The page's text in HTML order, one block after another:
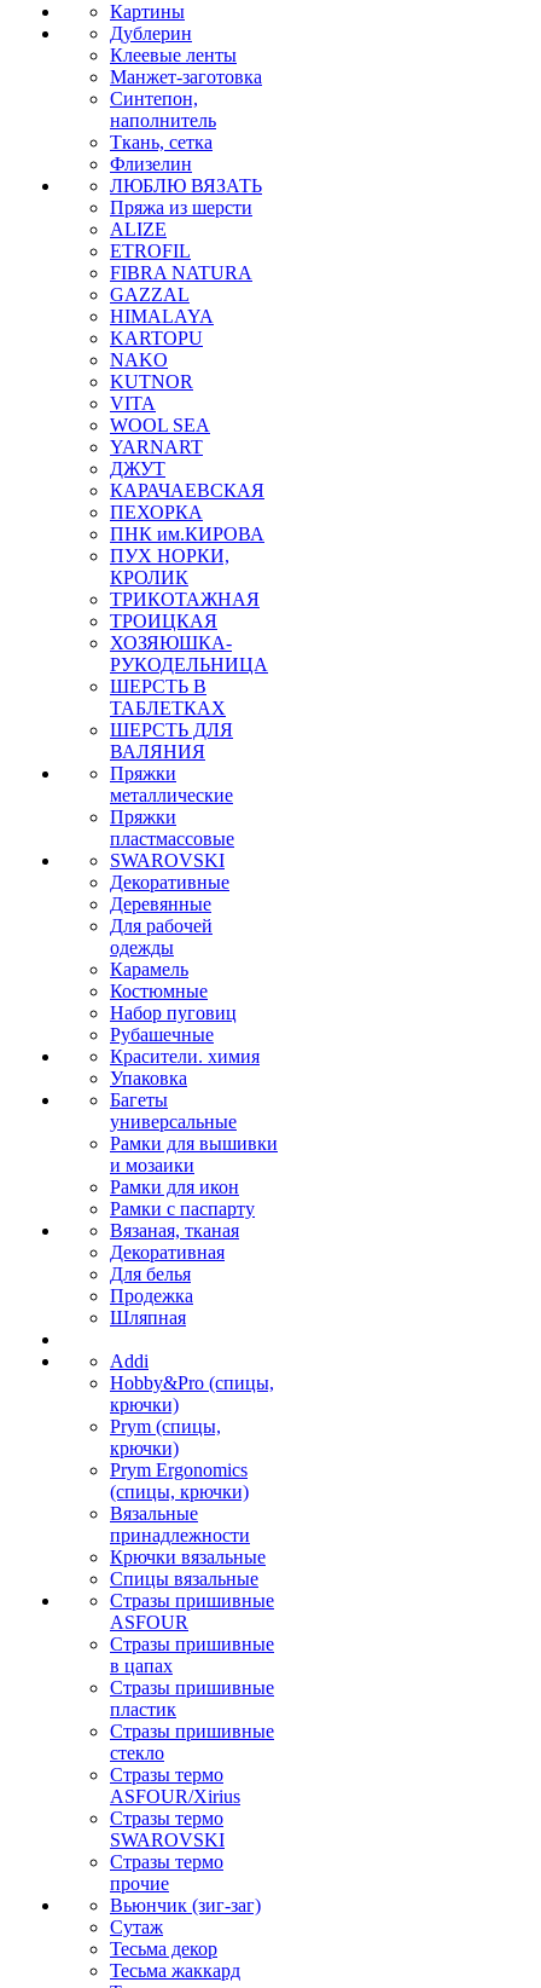
Картины
Дублерин
Клеевые ленты
Манжет-заготовка
Синтепон,
наполнитель
Ткань, сетка
Флизелин
ЛЮБЛЮ ВЯЗАТЬ
Пряжа из шерсти
ALIZE
ETROFIL
FIBRA NATURA
GAZZAL
HIMALAYA
KARTOPU
NAKO
KUTNOR
VITA
WOOL SEA
YARNART
ДЖУТ
КАРАЧАЕВСКАЯ
ПЕХОРКА
ПНК им.КИРОВА
ПУХ НОРКИ,
КРОЛИК
ТРИКОТАЖНАЯ
ТРОИЦКАЯ
ХОЗЯЮШКА-
РУКОДЕЛЬНИЦА
ШЕРСТЬ В
ТАБЛЕТКАХ
ШЕРСТЬ ДЛЯ
ВАЛЯНИЯ
Пряжки
металлические
Пряжки
пластмассовые
SWAROVSKI
Декоративные
Деревянные
Для рабочей
одежды
Карамель
Костюмные
Набор пуговиц
Рубашечные
Красители. химия
Упаковка
Багеты
универсальные
Рамки для вышивки
и мозаики
Рамки для икон
Рамки с паспарту
Вязаная, тканая
Декоративная
Для белья
Продежка
Шляпная
Addi
Hobby&Pro (спицы,
крючки)
Prym (спицы,
крючки)
Prym Ergonomics
(спицы, крючки)
Вязальные
принадлежности
Крючки вязальные
Спицы вязальные
Стразы пришивные
ASFOUR
Стразы пришивные
в цапах
Стразы пришивные
пластик
Стразы пришивные
стекло
Стразы термо
ASFOUR/Xirius
Стразы термо
SWAROVSKI
Стразы термо
прочие
Вьюнчик (зиг-заг)
Сутаж
Тесьма декор
Тесьма жаккард